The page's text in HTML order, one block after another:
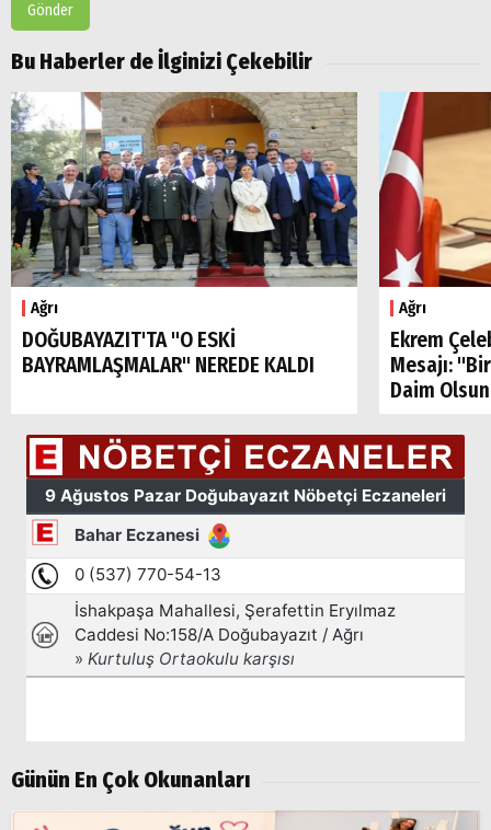
Gönder
Bu Haberler de İlginizi Çekebilir
Ağrı
DOĞUBAYAZIT'TA "O ESKİ
BAYRAMLAŞMALAR" NEREDE KALDI
Ağrı
Ekrem
Mesajı:
Daim
Günün En Çok Okunanları
Ağrı
Doğubayazıt